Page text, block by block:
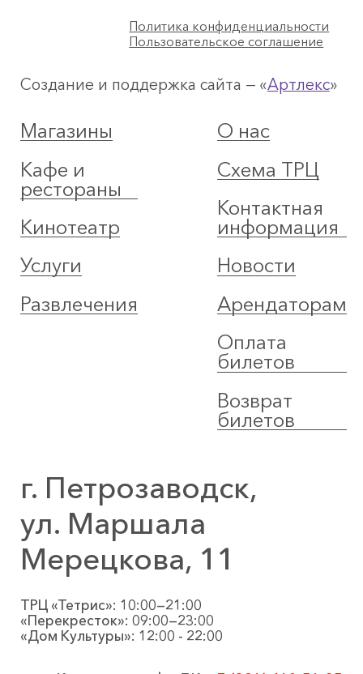
Политика конфиденциальности
Пользовательское соглашение
Создание и поддержка сайта — «Артлекс»
Магазины
Кафе и
рестораны
Кинотеатр
Услуги
Развлечения
О нас
Схема ТРЦ
Контактная
информация
Новости
Арендаторам
Оплата
билетов
Возврат
билетов
г. Петрозаводск,
ул. Маршала
Мерецкова, 11
ТРЦ «Тетрис»: 10:00—21:00
«Перекресток»: 09:00—23:00
«Дом Культуры»: 12:00 - 22:00